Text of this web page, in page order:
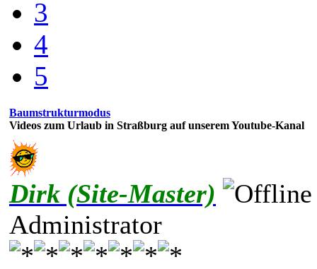
3
4
5
Baumstrukturmodus
Videos zum Urlaub in Straßburg auf unserem Youtube-Kanal
Dirk (Site-Master)
Administrator